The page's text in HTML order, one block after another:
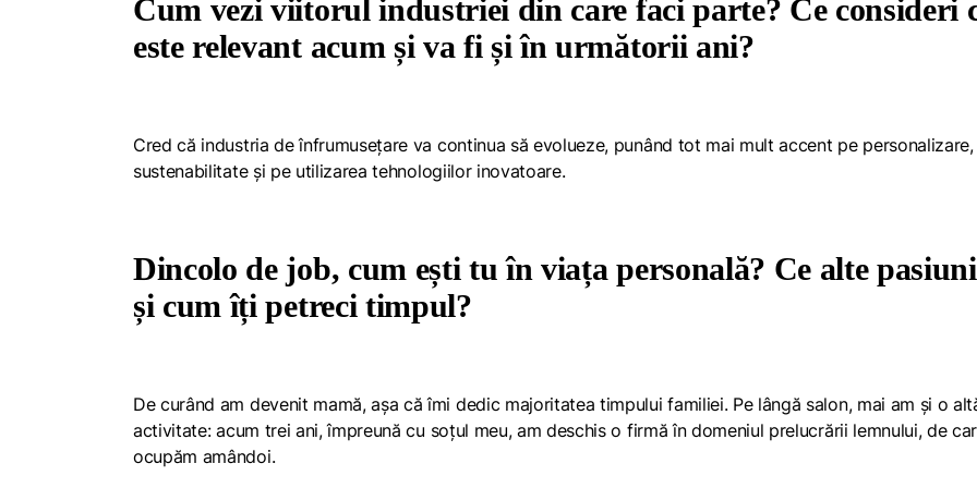
Cum vezi viitorul industriei din care faci parte? Ce consideri
este relevant acum și va fi și în următorii ani?
Cred că industria de înfrumusețare va continua să evolueze, punând tot mai mult accent pe
sustenabilitate și pe utilizarea tehnologiilor inovatoare.
Dincolo de job, cum ești tu în viața personală? Ce alte
și cum îți petreci timpul?
De curând am devenit mamă, așa că îmi dedic majoritatea timpului familiei. Pe lângă salon, mai am și o
activitate: acum trei ani, împreună cu soțul meu, am deschis o firmă în domeniul prelucrării lemnului, de
ocupăm amândoi.